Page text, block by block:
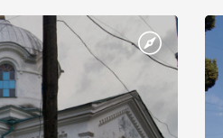
Василем-
Русі. На честь
місто […]